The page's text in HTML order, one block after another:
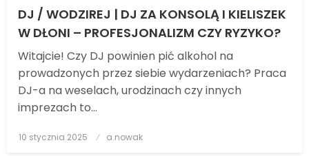
DJ / WODZIREJ | DJ ZA KONSOLĄ I KIELISZEK
W DŁONI – PROFESJONALIZM CZY RYZYKO?
Witajcie! Czy DJ powinien pić alkohol na
prowadzonych przez siebie wydarzeniach? Praca
DJ-a na weselach, urodzinach czy innych
imprezach to…
Posted
10 stycznia 2025 a.nowak